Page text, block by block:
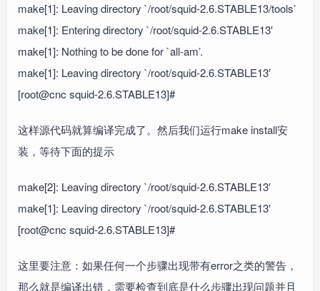
make[1]: Leaving directory `/root/squid-2.6.STABLE13/tools’
make[1]: Entering directory `/root/squid-2.6.STABLE13′
make[1]: Nothing to be done for `all-am’.
make[1]: Leaving directory `/root/squid-2.6.STABLE13′
[root@cnc squid-2.6.STABLE13]#
这样源代码就算编译完成了。然后我们运行make install安
装，等待下面的提示
make[2]: Leaving directory `/root/squid-2.6.STABLE13′
make[1]: Leaving directory `/root/squid-2.6.STABLE13′
[root@cnc squid-2.6.STABLE13]#
这里要注意：如果任何一个步骤出现带有error之类的警告，
那么就是编译出错，需要检查到底是什么步骤出现问题并且